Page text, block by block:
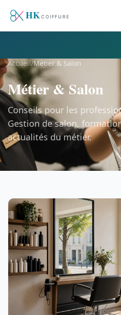
Accueil/Métier & Salon
Métier & Salon
Conseils pour les
Gestion de salon,
actualités du métier.